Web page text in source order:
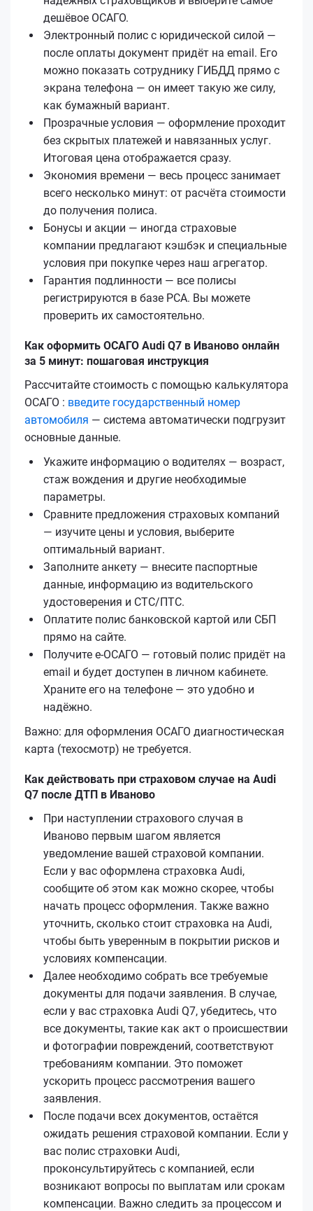
дешёвое ОСАГО.
Электронный полис с юридической силой —
после оплаты документ придёт на email. Его
можно показать сотруднику ГИБДД прямо с
экрана телефона — он имеет такую же силу,
как бумажный вариант.
Прозрачные условия — оформление проходит
без скрытых платежей и навязанных услуг.
Итоговая цена отображается сразу.
Экономия времени — весь процесс занимает
всего несколько минут: от расчёта стоимости
до получения полиса.
Бонусы и акции — иногда страховые
компании предлагают кэшбэк и специальные
условия при покупке через наш агрегатор.
Гарантия подлинности — все полисы
регистрируются в базе РСА. Вы можете
проверить их самостоятельно.
Как оформить ОСАГО Audi Q7 в Иваново онлайн
за 5 минут: пошаговая инструкция
Рассчитайте стоимость с помощью калькулятора
ОСАГО : введите государственный номер
автомобиля — система автоматически подгрузит
основные данные.
Укажите информацию о водителях — возраст,
стаж вождения и другие необходимые
параметры.
Сравните предложения страховых компаний
— изучите цены и условия, выберите
оптимальный вариант.
Заполните анкету — внесите паспортные
данные, информацию из водительского
удостоверения и СТС/ПТС.
Оплатите полис банковской картой или СБП
прямо на сайте.
Получите е‑ОСАГО — готовый полис придёт на
email и будет доступен в личном кабинете.
Храните его на телефоне — это удобно и
надёжно.
Важно: для оформления ОСАГО диагностическая
карта (техосмотр) не требуется.
Как действовать при страховом случае на Audi
Q7 после ДТП в Иваново
При наступлении страхового случая в
Иваново первым шагом является
уведомление вашей страховой компании.
Если у вас оформлена страховка Audi,
сообщите об этом как можно скорее, чтобы
начать процесс оформления. Также важно
уточнить, сколько стоит страховка на Audi,
чтобы быть уверенным в покрытии рисков и
условиях компенсации.
Далее необходимо собрать все требуемые
документы для подачи заявления. В случае,
если у вас страховка Audi Q7, убедитесь, что
все документы, такие как акт о происшествии
и фотографии повреждений, соответствуют
требованиям компании. Это поможет
ускорить процесс рассмотрения вашего
заявления.
После подачи всех документов, остаётся
ожидать решения страховой компании. Если у
вас полис страховки Audi,
проконсультируйтесь с компанией, если
возникают вопросы по выплатам или срокам
компенсации. Важно следить за процессом и